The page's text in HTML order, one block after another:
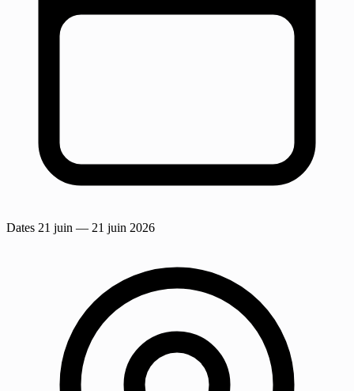
Dates 21 juin — 21 juin 2026